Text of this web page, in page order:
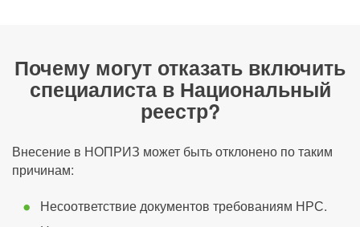
Почему могут отказать включить
специалиста в Национальный
реестр?
Внесение в НОПРИЗ может быть отклонено по таким
причинам:
Несоответствие документов требованиям НРС.